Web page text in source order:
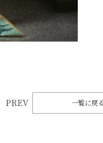
PREV 一覧に戻る